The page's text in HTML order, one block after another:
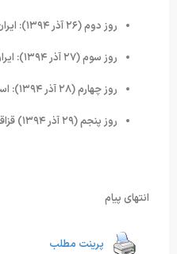
روز دوم (۲۶ آذر ۱۳۹۴): ایران – عربستان سعودی
روز سوم (۲۷ آذر ۱۳۹۴): ایران – چین
روز چهارم (۲۸ آذر ۱۳۹۴): استراحت
روز پنجم (۲۹ آذر ۱۳۹۴) قزاقستان – ایران
انتهای پیام
پرینت مطلب